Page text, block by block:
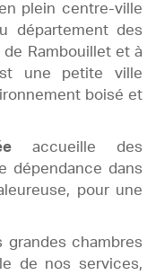
plein centre-ville
département des
Rambouillet et à
une petite ville
boisé et
accueille des
dépendance dans
pour une
grandes chambres
de nos services,